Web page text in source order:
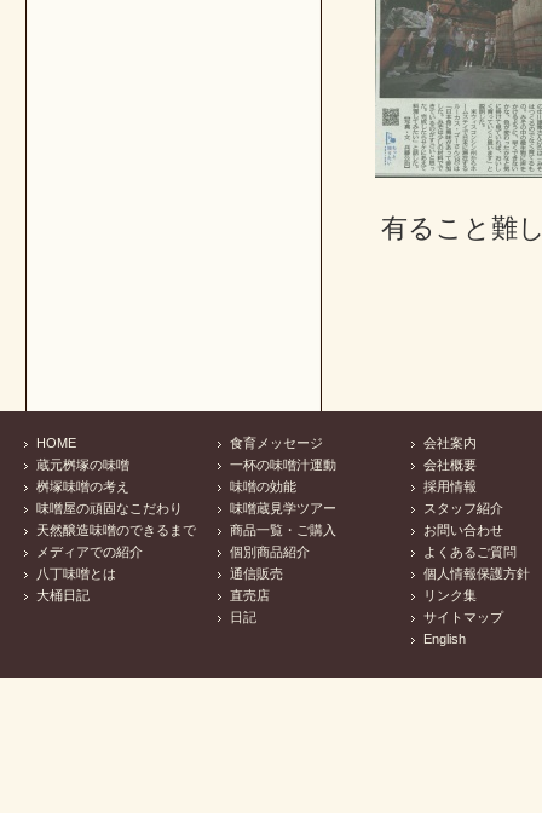
有ること難
HOME
蔵元桝塚の味噌
桝塚味噌の考え
味噌屋の頑固なこだわり
天然醸造味噌のできるまで
メディアでの紹介
八丁味噌とは
大桶日記
食育メッセージ
一杯の味噌汁運動
味噌の効能
味噌蔵見学ツアー
商品一覧・ご購入
個別商品紹介
通信販売
直売店
日記
会社案内
会社概要
採用情報
スタッフ紹介
お問い合わせ
よくあるご質問
個人情報保護方針
リンク集
サイトマップ
English